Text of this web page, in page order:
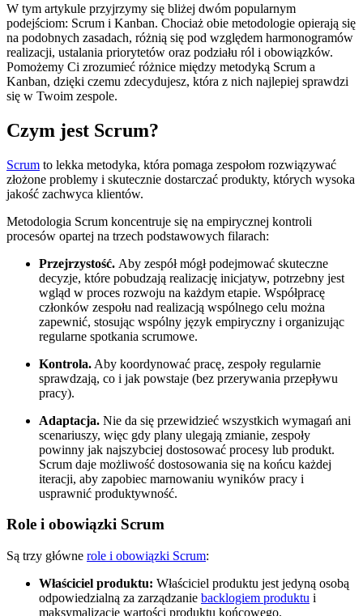
W tym artykule przyjrzymy się bliżej dwóm popularnym
podejściom: Scrum i Kanban. Chociaż obie metodologie opierają się
na podobnych zasadach, różnią się pod względem harmonogramów
realizacji, ustalania priorytetów oraz podziału ról i obowiązków.
Pomożemy Ci zrozumieć różnice między metodyką Scrum a
Kanban, dzięki czemu zdecydujesz, która z nich najlepiej sprawdzi
się w Twoim zespole.
Czym jest Scrum?
Scrum to lekka metodyka, która pomaga zespołom rozwiązywać
złożone problemy i skutecznie dostarczać produkty, których wysoka
jakość zachwyca klientów.
Metodologia Scrum koncentruje się na empirycznej kontroli
procesów opartej na trzech podstawowych filarach:
Przejrzystość. Aby zespół mógł podejmować skuteczne
decyzje, które pobudzają realizację inicjatyw, potrzebny jest
wgląd w proces rozwoju na każdym etapie. Współpracę
członków zespołu nad realizacją wspólnego celu można
zapewnić, stosując wspólny język empiryczny i organizując
regularne spotkania scrumowe.
Kontrola. Aby koordynować pracę, zespoły regularnie
sprawdzają, co i jak powstaje (bez przerywania przepływu
pracy).
Adaptacja. Nie da się przewidzieć wszystkich wymagań ani
scenariuszy, więc gdy plany ulegają zmianie, zespoły
powinny jak najszybciej dostosować procesy lub produkt.
Scrum daje możliwość dostosowania się na końcu każdej
iteracji, aby zapobiec marnowaniu wyników pracy i
usprawnić produktywność.
Role i obowiązki Scrum
Są trzy główne role i obowiązki Scrum:
Właściciel produktu: Właściciel produktu jest jedyną osobą
odpowiedzialną za zarządzanie backlogiem produktu i
maksymalizację wartości produktu końcowego.